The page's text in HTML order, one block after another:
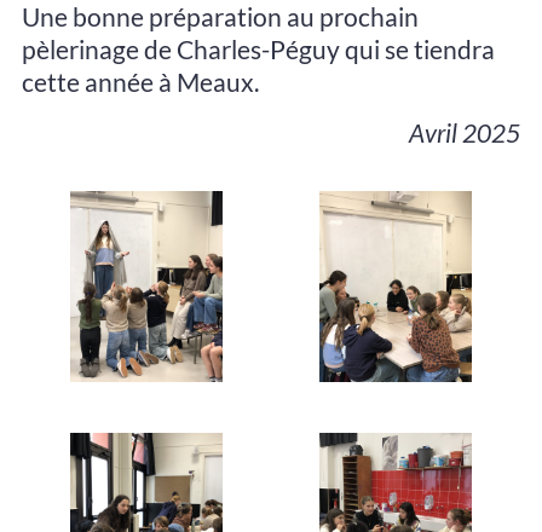
Une bonne préparation au prochain
pèlerinage de Charles-Péguy qui se tiendra
cette année à Meaux.
Avril 2025